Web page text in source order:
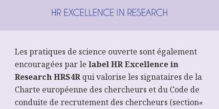
Les pratiques de science ouverte sont également
encouragées par le label HR Excellence in
Research HRS4Rqui valorise les signataires de la
Charte européenne des chercheurs et du Code de
conduite de recrutement des chercheurs (section«